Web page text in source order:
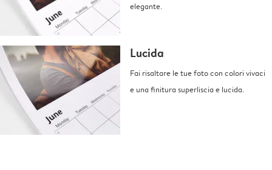
elegante.
Lucida
Fai risaltare le tue foto con colori vivaci
e una finitura superliscia e lucida.